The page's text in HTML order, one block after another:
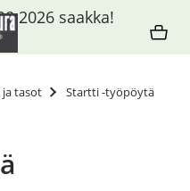
tasot Startti -työpöytä
saakka!